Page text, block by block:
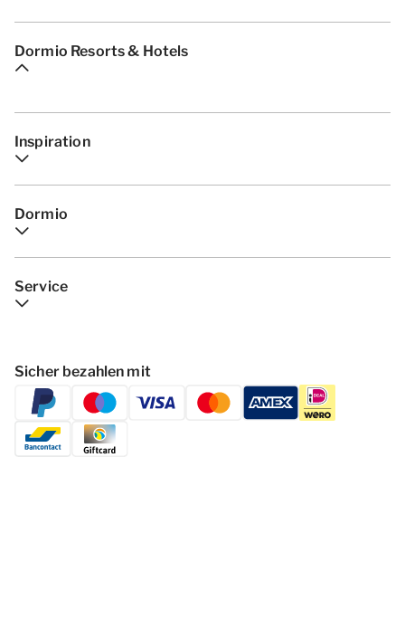
Dormio Resorts & Hotels
Inspiration
Dormio
Service
Sicher bezahlen mit